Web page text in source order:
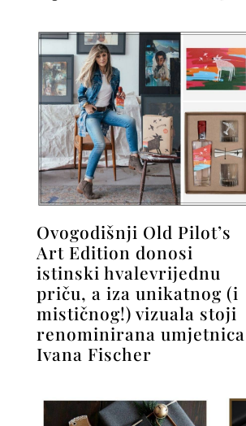
Ovogodišnji Old Pilot’s
Art Edition donosi
istinski hvalevrijednu
priču, a iza unikatnog (i
mističnog!) vizuala stoji
renominirana umjetnica
Ivana Fischer